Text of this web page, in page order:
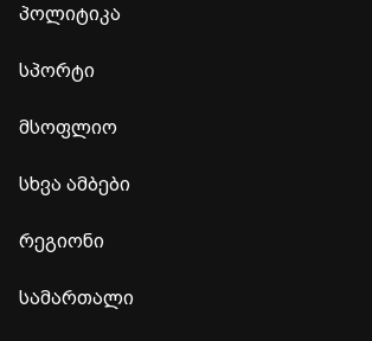
პოლიტიკა
სპორტი
მსოფლიო
სხვა ამბები
რეგიონი
სამართალი